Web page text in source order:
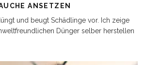
ANSETZEN
und beugt Schädlinge vor. Ich zeige
Dünger selber herstellen